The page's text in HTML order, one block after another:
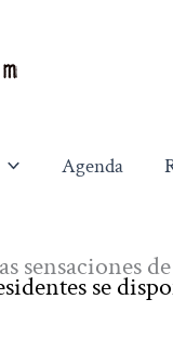
Agenda
sensaciones
se